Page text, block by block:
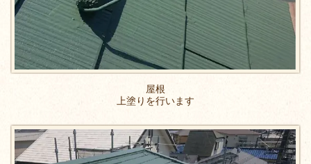
屋根
上塗りを行います